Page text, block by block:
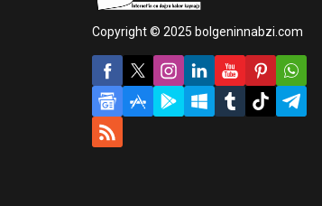
Copyright © 2025 bolgeninnabzi.com